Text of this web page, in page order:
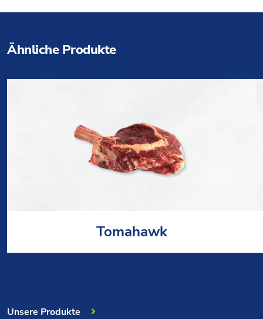
Ähnliche Produkte
Tomahawk
Unsere Produkte